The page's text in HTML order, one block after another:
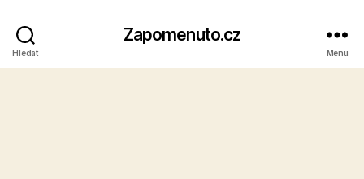
Hledat
Zapomenuto.cz
Menu